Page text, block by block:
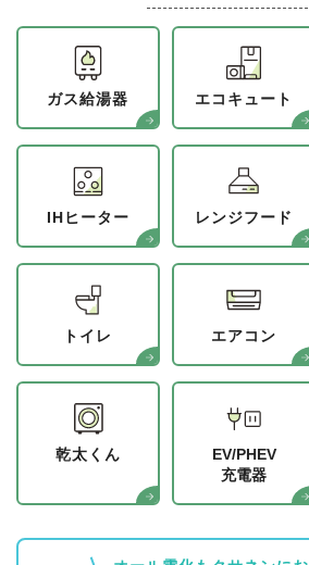
ガス給湯器 エコキュート
IHヒーター レンジフード
トイレ エアコン
乾太くん
EV/PHEV
充電器